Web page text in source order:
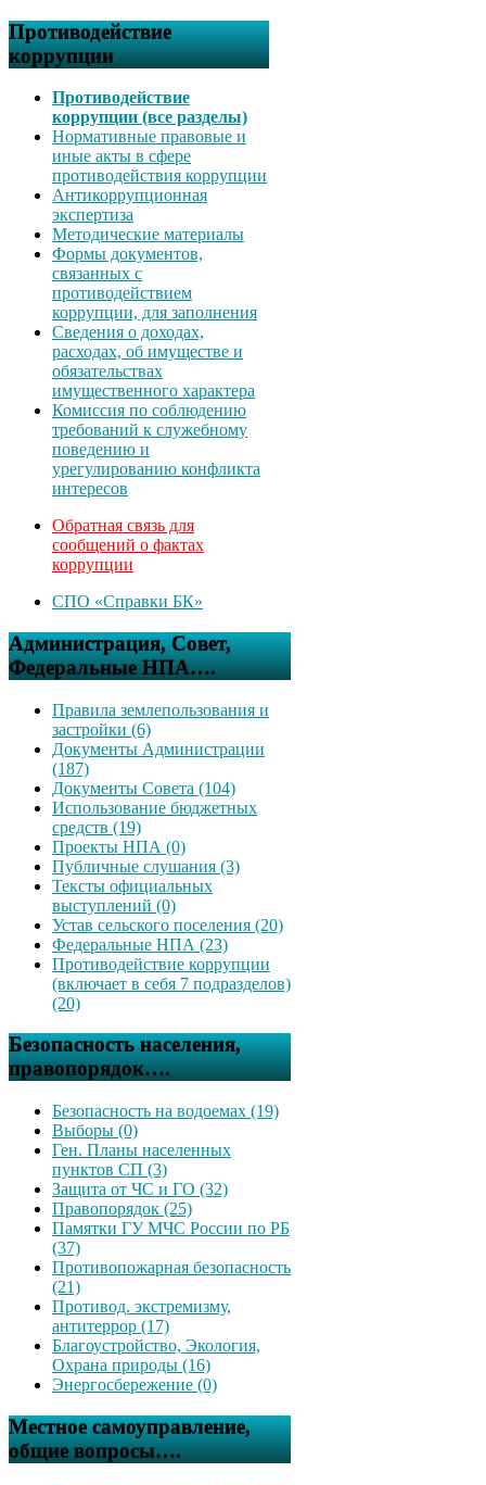
Противодействие
коррупции
Противодействие
коррупции (все разделы)
Нормативные правовые и
иные акты в сфере
противодействия коррупции
Антикоррупционная
экспертиза
Методические материалы
Формы документов,
связанных с
противодействием
коррупции, для заполнения
Сведения о доходах,
расходах, об имуществе и
обязательствах
имущественного характера
Комиссия по соблюдению
требований к служебному
поведению и
урегулированию конфликта
интересов
Обратная связь для
сообщений о фактах
коррупции
СПО «Справки БК»
Администрация, Совет,
Федеральные НПА….
Правила землепользования и
застройки (6)
Документы Администрации
(187)
Документы Совета (104)
Использование бюджетных
средств (19)
Проекты НПА (0)
Публичные слушания (3)
Тексты официальных
выступлений (0)
Устав сельского поселения (20)
Федеральные НПА (23)
Противодействие коррупции
(включает в себя 7 подразделов)
(20)
Безопасность населения,
правопорядок….
Безопасность на водоемах (19)
Выборы (0)
Ген. Планы населенных
пунктов СП (3)
Защита от ЧС и ГО (32)
Правопорядок (25)
Памятки ГУ МЧС России по РБ
(37)
Противопожарная безопасность
(21)
Противод. экстремизму,
антитеррор (17)
Благоустройство, Экология,
Охрана природы (16)
Энергосбережение (0)
Местное самоуправление,
общие вопросы….